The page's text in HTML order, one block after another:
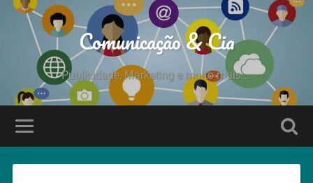
Comunicação & Cia
Publicidade, Marketing e muito mais....